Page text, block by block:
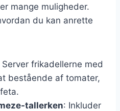
mange muligheder.
du kan anrette
Server frikadellerne med
bestående af tomater,
tallerken: Inkluder